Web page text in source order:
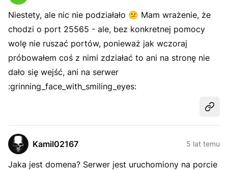
Niestety, ale nic nie podziałało 😕 Mam wrażenie, że
chodzi o port 25565 - ale, bez konkretnej pomocy
wolę nie ruszać portów, ponieważ jak wczoraj
próbowałem coś z nimi zdziałać to ani na stronę nie
dało się wejść, ani na serwer
:grinning_face_with_smiling_eyes:
Kamil02167 5 lat temu
Jaka jest domena? Serwer jest uruchomiony na porcie